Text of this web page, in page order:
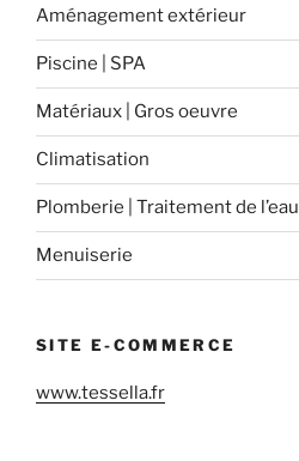
Aménagement extérieur
Piscine | SPA
Matériaux | Gros oeuvre
Climatisation
Plomberie | Traitement de l’eau
Menuiserie
SITE E-COMMERCE
www.tessella.fr